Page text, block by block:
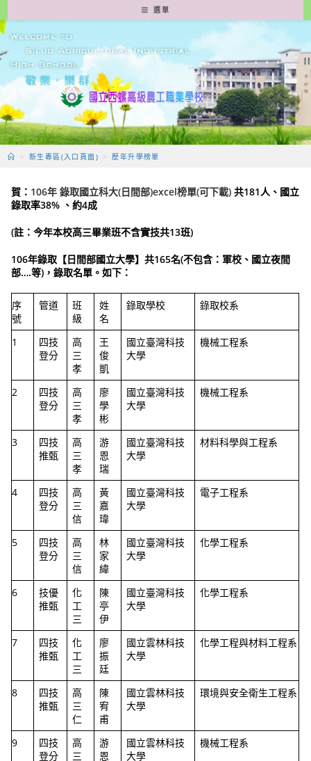
轉
至
要
容
選單
> 新生專區(入口頁面) > 歷年升學榜單
賀： 106年 錄取國立科大(日間部)excel榜單(可下載) 共181人、國立
錄取率38% 、約4成
(註：今年本校高三畢業班不含實技共13班)
106年錄取【日間部國立大學】共165名(不包含：軍校、國立夜間
部….等) ，錄取名單。如下：
序
號
管道
班
級
姓
名
錄取學校 錄取校系
1
四技
登分
高
三
孝
王
俊
凱
國立臺灣科技
大學
機械工程系
2
四技
登分
高
三
孝
廖
學
彬
國立臺灣科技
大學
機械工程系
3
四技
推甄
高
三
孝
游
恩
瑞
國立臺灣科技
大學
材料科學與工程系
4
四技
登分
高
三
信
黃
嘉
瑋
國立臺灣科技
大學
電子工程系
5
四技
登分
高
三
信
林
家
緯
國立臺灣科技
大學
化學工程系
6
技優
推甄
化
工
三
陳
亭
伊
國立臺灣科技
大學
化學工程系
7
四技
推甄
化
工
三
廖
振
廷
國立雲林科技
大學
化學工程與材料工程系
8
四技
推甄
高
三
仁
陳
宥
甫
國立雲林科技
大學
環境與安全衛生工程系
9
四技
登分
高
三
游
恩
國立雲林科技
大學
機械工程系